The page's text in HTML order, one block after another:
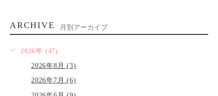
ARCHIVE 月別アーカイブ
2026年 (47)
2026年8月 (3)
2026年7月 (6)